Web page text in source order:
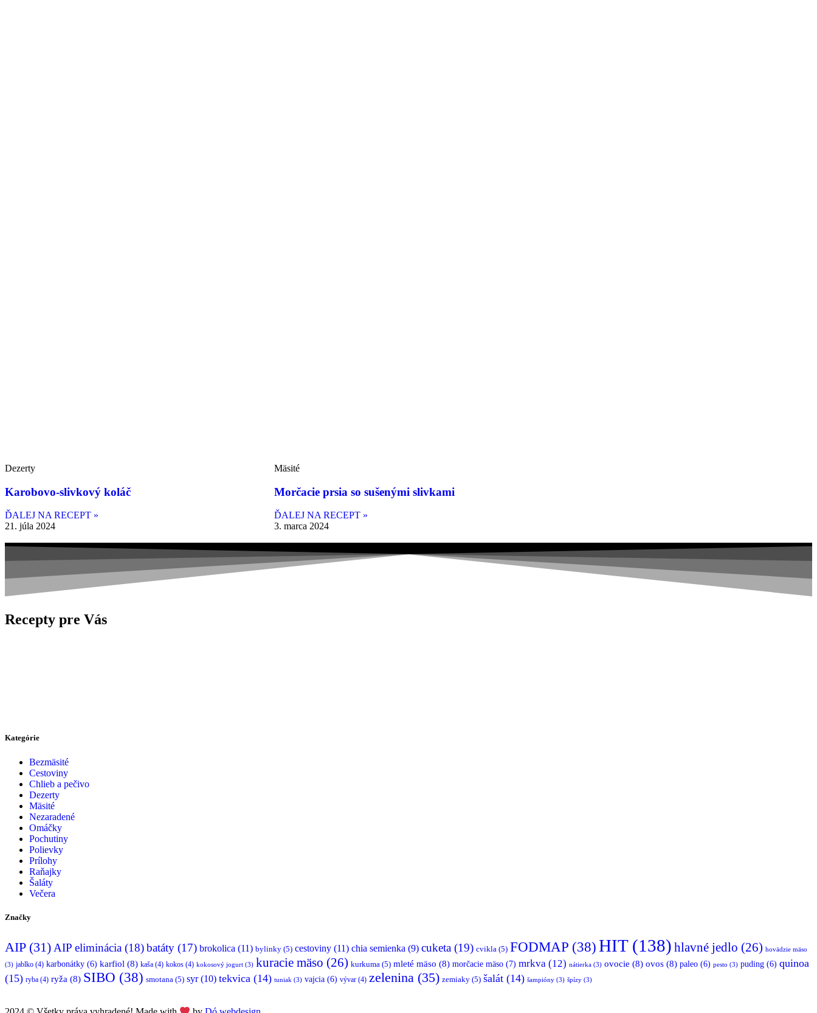
Dezerty
Karobovo-slivkový koláč
ĎALEJ NA RECEPT »
21. júla 2024
Mäsité
Morčacie prsia so sušenými slivkami
ĎALEJ NA RECEPT »
3. marca 2024
Recepty pre Vás
Kategórie
Bezmäsité
Cestoviny
Chlieb a pečivo
Dezerty
Mäsité
Nezaradené
Omáčky
Pochutiny
Polievky
Prílohy
Raňajky
Šaláty
Večera
Značky
AIP(31) AIP eliminácia (18)batáty (17) brokolica (11) bylinky (5) cestoviny (11) chia semienka (9) cuketa (19) cvikla (5) FODMAP (38) HIT(138) hlavné jedlo (26) hovädzie mäso
(3) jablko (4) karbonátky (6) karfiol (8) kaša (4) kokos (4) kokosový jogurt (3) kuracie mäso (26) kurkuma (5) mleté mäso (8) morčacie mäso (7) mrkva (12) nátierka (3) ovocie (8) ovos (8) paleo (6) pesto (3) puding (6) quinoa
(15) ryba (4) ryža (8) SIBO (38) smotana (5) syr(10) tekvica (14) tuniak (3) vajcia (6) vývar (4) zelenina (35) zemiaky (5) šalát (14) šampióny (3) špízy (3)